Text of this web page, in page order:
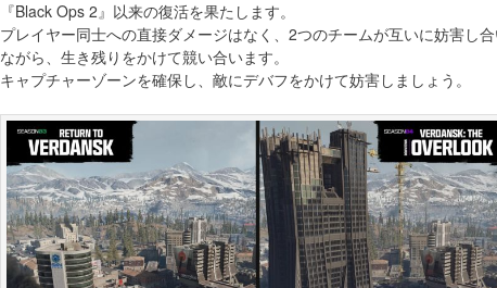
『Black Ops 2』以来の復活を果たします。
プレイヤー同士への直接ダメージはなく、2つのチームが互いに妨害し
ながら、生き残りをかけて競い合います。
キャプチャーゾーンを確保し、敵にデバフをかけて妨害しましょう。